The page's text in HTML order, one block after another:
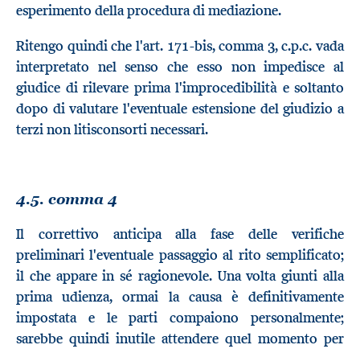
esperimento della procedura di mediazione.
Ritengo quindi che l'art. 171-bis, comma 3, c.p.c. vada
interpretato nel senso che esso non impedisce al
giudice di rilevare prima l'improcedibilità e soltanto
dopo di valutare l'eventuale estensione del giudizio a
terzi non litisconsorti necessari.
4.5. comma 4
Il correttivo anticipa alla fase delle verifiche
preliminari l'eventuale passaggio al rito semplificato;
il che appare in sé ragionevole. Una volta giunti alla
prima udienza, ormai la causa è definitivamente
impostata e le parti compaiono personalmente;
sarebbe quindi inutile attendere quel momento per